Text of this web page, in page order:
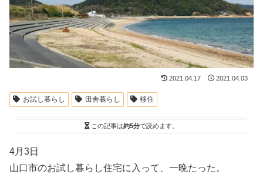
2021.04.17 2021.04.03
お試し暮らし 田舎暮らし 移住
この記事は約5分で読めます。
4月3日
山口市のお試し暮らし住宅に入って、一晩たった。